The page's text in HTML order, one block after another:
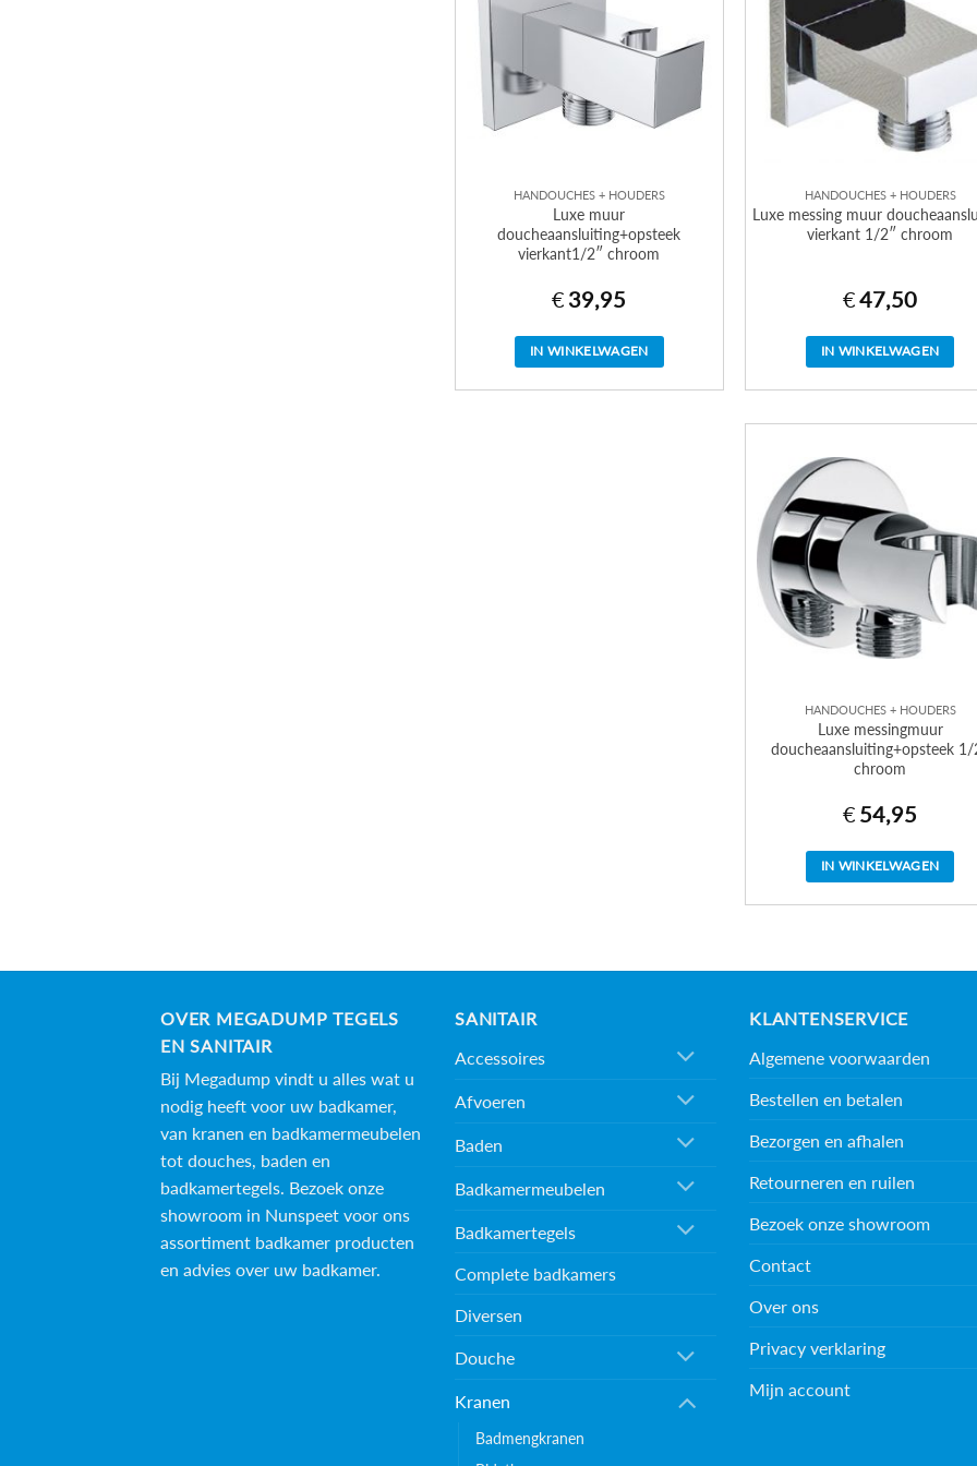
HANDOUCHES + HOUDERS
Luxe muur
doucheaansluiting+opsteek
vierkant1/2″ chroom
€ 39,95
IN WINKELWAGEN
HANDOUCHES + HOUDERS
Luxe messing muur
vierkant 1/2″ chroom
€47,50
IN WINKELWAGEN
HANDOUCHES + HOUDERS
Luxe messingmuur
doucheaansluiting+opsteek 1/
chroom
€ 54,95
IN WINKELWAGEN
OVER MEGADUMP TEGELS
EN SANITAIR
Bij Megadump vindt u alles wat u
nodig heeft voor uw badkamer,
van kranen en badkamermeubelen
tot douches, baden en
badkamertegels . Bezoek onze
showroom in Nunspeet voor ons
assortiment badkamer producten
en advies over uw badkamer.
SANITAIR
Accessoires
Afvoeren
Baden
Badkamermeubelen
Badkamertegels
Complete badkamers
Diversen
Douche
Kranen
Badmengkranen
KLANTENSERVICE
Algemene voorwaarden
Bestellen en betalen
Bezorgen en afhalen
Retourneren en ruilen
Bezoek onze showroom
Contact
Over ons
Privacy verklaring
Mijn account